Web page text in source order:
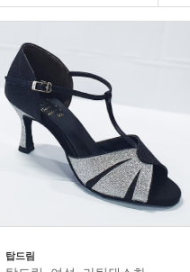
탑드림